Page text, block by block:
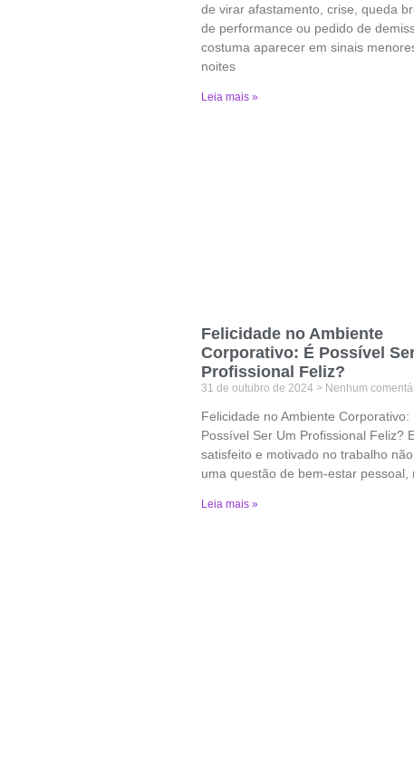
de virar afastamento, crise, queda
de performance ou pedido de
costuma aparecer em sinais
noites
Leia mais »
Felicidade no Ambiente
Corporativo: É Possível
Profissional Feliz?
31 de outubro de 2024 Nenhum
Felicidade no Ambiente Corporativo:
Possível Ser Um Profissional Feliz?
satisfeito e motivado no trabalho
uma questão de bem-estar pessoal,
Leia mais »